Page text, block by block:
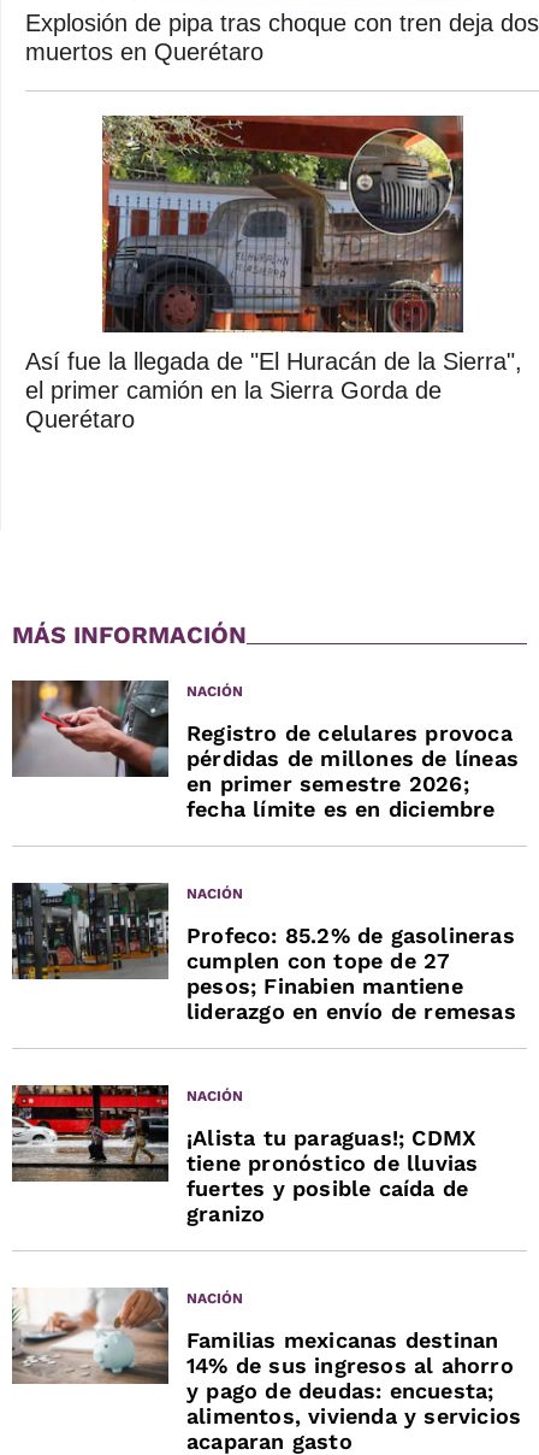
Explosión de pipa tras choque con tren deja dos
muertos en Querétaro
Así fue la llegada de "El Huracán de la Sierra",
el primer camión en la Sierra Gorda de
Querétaro
MÁS INFORMACIÓN
NACIÓN
Registro de celulares provoca
pérdidas de millones de líneas
en primer semestre 2026;
fecha límite es en diciembre
NACIÓN
Profeco: 85.2% de gasolineras
cumplen con tope de 27
pesos; Finabien mantiene
liderazgo en envío de remesas
NACIÓN
¡Alista tu paraguas!; CDMX
tiene pronóstico de lluvias
fuertes y posible caída de
granizo
NACIÓN
Familias mexicanas destinan
14% de sus ingresos al ahorro
y pago de deudas: encuesta;
alimentos, vivienda y servicios
acaparan gasto